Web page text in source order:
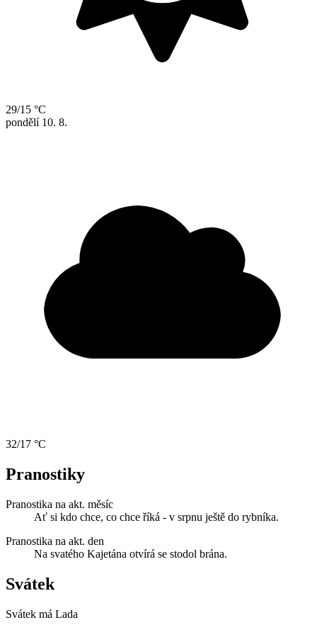
29/15 °C
pondělí 10. 8.
32/17 °C
Pranostiky
Pranostika na akt. měsíc
Ať si kdo chce, co chce říká - v srpnu ještě do rybníka.
Pranostika na akt. den
Na svatého Kajetána otvírá se stodol brána.
Svátek
Svátek má Lada